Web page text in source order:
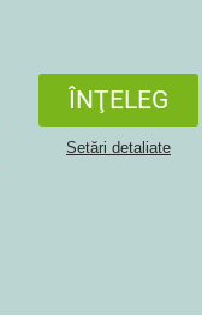
ÎNŢELEG
Setări detaliate